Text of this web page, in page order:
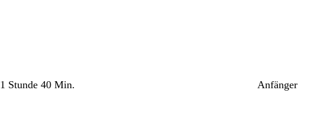
1 Stunde 40 Min. Anfänger